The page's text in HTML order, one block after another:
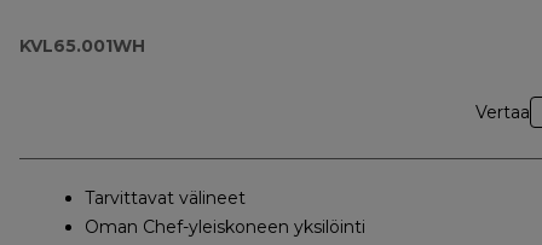
KVL65.001WH
Vertaa
Tarvittavat välineet
Oman Chef-yleiskoneen yksilöinti